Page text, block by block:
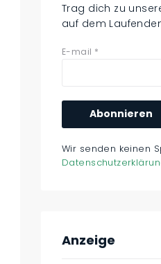
Trag dich zu
auf dem
E-mail *
Wir senden keinen
Anzeige